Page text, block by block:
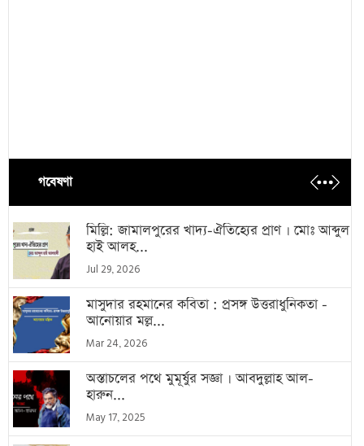
গবেষণা
মিল্লি: জামালপুরের খাদ্য-ঐতিহ্যের প্রাণ । মোঃ আব্দুল
হাই আলহ...
Jul 29, 2026
মাসুদার রহমানের কবিতা : প্রসঙ্গ উত্তরাধুনিকতা -
আনোয়ার মল্ল...
Mar 24, 2026
অস্তাচলের পথে মুমূর্ষুর সজ্ঞা । আবদুল্লাহ আল-
হারুন...
May 17, 2025